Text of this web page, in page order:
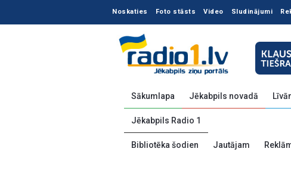
Noskaties Foto stāsts Video Sludinājumi
Sākumlapa Jēkabpils novadā
Jēkabpils Radio 1
Bibliotēka šodien Jautājam